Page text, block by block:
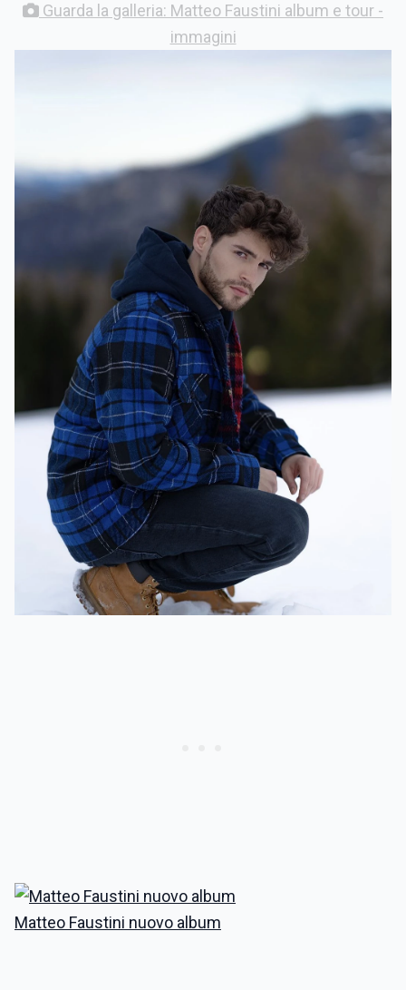
Guarda la galleria: Matteo Faustini album e tour -
immagini
Matteo Faustini nuovo album